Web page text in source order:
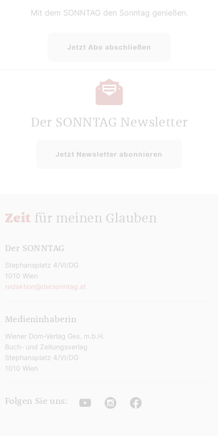
Mit dem SONNTAG den Sonntag genießen.
Jetzt Abo abschließen
Der SONNTAG Newsletter
Jetzt Newsletter abonnieren
Zeit für meinen Glauben
Der SONNTAG
Stephansplatz 4/VI/DG
1010 Wien
redaktion@dersonntag.at
Medieninhaberin
Wiener Dom-Verlag Ges. m.b.H.
Buch- und Zeitungsverlag
Stephansplatz 4/VI/DG
1010 Wien
Folgen Sie uns: YoutubeInstagramFacebook